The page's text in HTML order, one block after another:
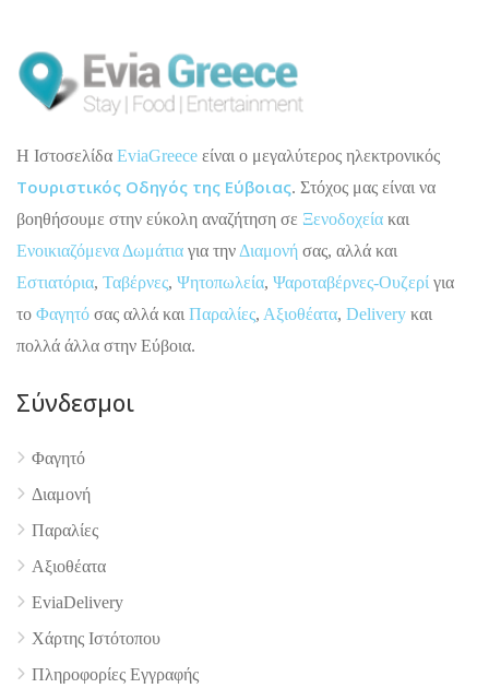
4.9
H Ιστοσελίδα EviaGreece είναι ο μεγαλύτερος ηλεκτρονικός
Τουριστικός Οδηγός της Εύβοιας. Στόχος μας είναι να
βοηθήσουμε στην εύκολη αναζήτηση σε Ξενοδοχεία και
Ενοικιαζόμενα Δωμάτια για την Διαμονή σας, αλλά και
Εστιατόρια, Ταβέρνες, Ψητοπωλεία, Ψαροταβέρνες-Ουζερί για
το Φαγητό σας αλλά και Παραλίες, Αξιοθέατα, Delivery και
πολλά άλλα στην Εύβοια.
Σύνδεσμοι
Φαγητό
Διαμονή
Παραλίες
Αξιοθέατα
EviaDelivery
Χάρτης Ιστότοπου
Πληροφορίες Εγγραφής